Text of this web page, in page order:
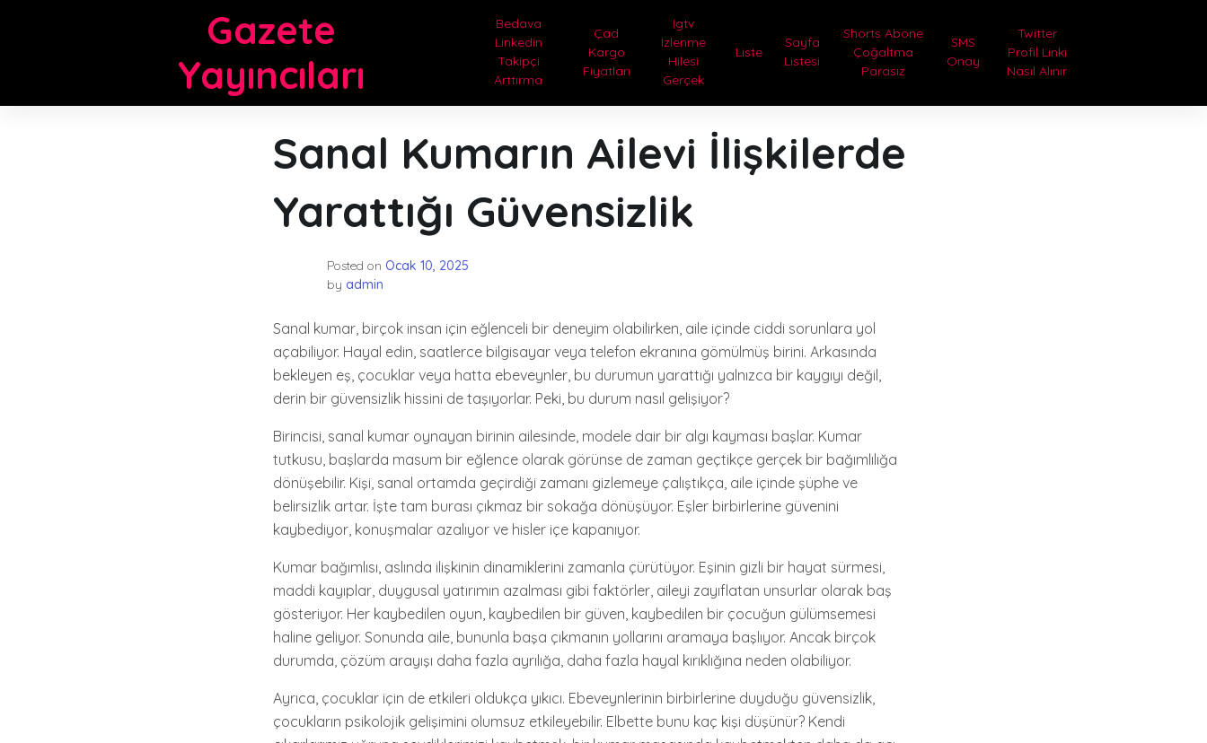
Gazete
Yayıncıları
Bedava
Linkedin
Takipçi
Arttırma
Çad
Kargo
Fiyatları
Igtv
Izlenme
Hilesi
Gerçek
Liste
Sayfa
Listesi
Shorts Abone
Çoğaltma
Parasız
SMS
Onay
Twitter
Profil Linki
Nasıl Alınır
Sanal Kumarın Ailevi İlişkilerde
Yarattığı Güvensizlik
Posted on Ocak 10, 2025
by admin
Sanal kumar, birçok insan için eğlenceli bir deneyim olabilirken, aile içinde ciddi sorunlara yol
açabiliyor. Hayal edin, saatlerce bilgisayar veya telefon ekranına gömülmüş birini. Arkasında
bekleyen eş, çocuklar veya hatta ebeveynler, bu durumun yarattığı yalnızca bir kaygıyı değil,
derin bir güvensizlik hissini de taşıyorlar. Peki, bu durum nasıl gelişiyor?
Birincisi, sanal kumar oynayan birinin ailesinde, modele dair bir algı kayması başlar. Kumar
tutkusu, başlarda masum bir eğlence olarak görünse de zaman geçtikçe gerçek bir bağımlılığa
dönüşebilir. Kişi, sanal ortamda geçirdiği zamanı gizlemeye çalıştıkça, aile içinde şüphe ve
belirsizlik artar. İşte tam burası çıkmaz bir sokağa dönüşüyor. Eşler birbirlerine güvenini
kaybediyor, konuşmalar azalıyor ve hisler içe kapanıyor.
Kumar bağımlısı, aslında ilişkinin dinamiklerini zamanla çürütüyor. Eşinin gizli bir hayat sürmesi,
maddi kayıplar, duygusal yatırımın azalması gibi faktörler, aileyi zayıflatan unsurlar olarak baş
gösteriyor. Her kaybedilen oyun, kaybedilen bir güven, kaybedilen bir çocuğun gülümsemesi
haline geliyor. Sonunda aile, bununla başa çıkmanın yollarını aramaya başlıyor. Ancak birçok
durumda, çözüm arayışı daha fazla ayrılığa, daha fazla hayal kırıklığına neden olabiliyor.
Ayrıca, çocuklar için de etkileri oldukça yıkıcı. Ebeveynlerinin birbirlerine duyduğu güvensizlik,
çocukların psikolojik gelişimini olumsuz etkileyebilir. Elbette bunu kaç kişi düşünür? Kendi